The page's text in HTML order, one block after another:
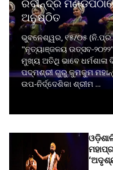
ରବୀନ୍ଦ୍ର
ଅନୁଷ୍ଠିତ
ଭୁବନେଶ୍ୱର, ୧୫/୦୫
"ନୃତ୍ୟାଞ୍ଜଳୟ ଉତ୍ସବ-
ମୁଖ୍ୟ ଅତିଥି ଭାବେ ଧର୍ମଶାଳା
ପଦ୍ମଶ୍ରୀ ଗୁରୁ କୁମକୁମ
ଉପ-ନିର୍ଦ୍ଦେଶିକା ଶ୍ରୀମ ...